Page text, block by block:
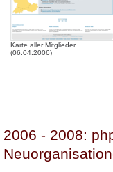
Karte aller Mitglieder
(06.04.2006)
2006 - 2008: